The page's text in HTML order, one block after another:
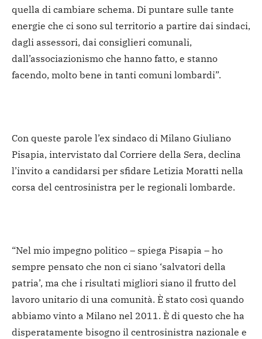
quella di cambiare schema. Di puntare sulle tante
energie che ci sono sul territorio a partire dai sindaci,
dagli assessori, dai consiglieri comunali,
dall’associazionismo che hanno fatto, e stanno
facendo, molto bene in tanti comuni lombardi”.
Con queste parole l’ex sindaco di Milano Giuliano
Pisapia, intervistato dal Corriere della Sera, declina
l’invito a candidarsi per sfidare Letizia Moratti nella
corsa del centrosinistra per le regionali lombarde.
“Nel mio impegno politico – spiega Pisapia – ho
sempre pensato che non ci siano ‘salvatori della
patria’, ma che i risultati migliori siano il frutto del
lavoro unitario di una comunità. È stato così quando
abbiamo vinto a Milano nel 2011. È di questo che ha
disperatamente bisogno il centrosinistra nazionale e